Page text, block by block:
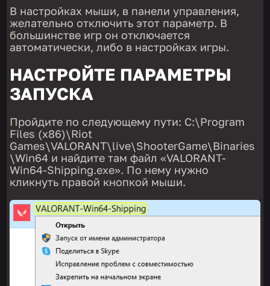
В настройках мыши, в панели управления,
желательно отключить этот параметр. В
большинстве игр он отключается
автоматически, либо в настройках игры.
НАСТРОЙТЕ ПАРАМЕТРЫ
ЗАПУСКА
Пройдите по следующему пути: C:\Program
Files (x86)\Riot
Games\VALORANT\live\ShooterGame\Binaries
\Win64 и найдите там файл «VALORANT-
Win64-Shipping.exe». По нему нужно
кликнуть правой кнопкой мыши.